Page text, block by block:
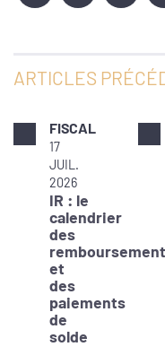
ARTICLES
FISCAL
17
JUIL.
2026
IR : le
calendrier
des
et
des
paiements
de
solde